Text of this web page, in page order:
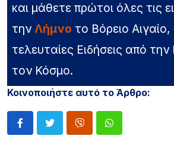
και μάθετε πρώτοι όλες τις
την Λήμνο το Βόρειο Αιγαίο,
τελευταίες Ειδήσεις από
τον Κόσμο.
Κοινοποιήστε αυτό το Άρθρο: